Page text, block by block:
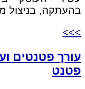
בהעתקה, בניצול
>>>
עורך פטנטים
פטנט